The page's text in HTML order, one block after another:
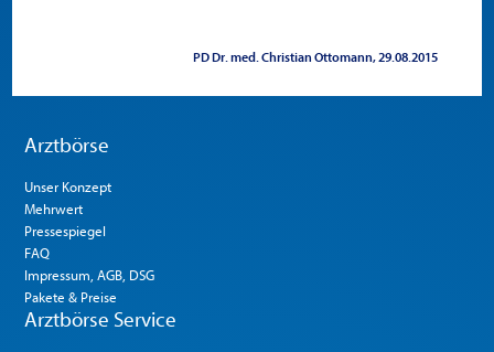
PD Dr. med. Christian Ottomann 29.08.2015
Arztbörse
Unser Konzept
Mehrwert
Pressespiegel
FAQ
Impressum, AGB, DSG
Pakete & Preise
Arztbörse Service